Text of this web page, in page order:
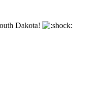
Dakota!